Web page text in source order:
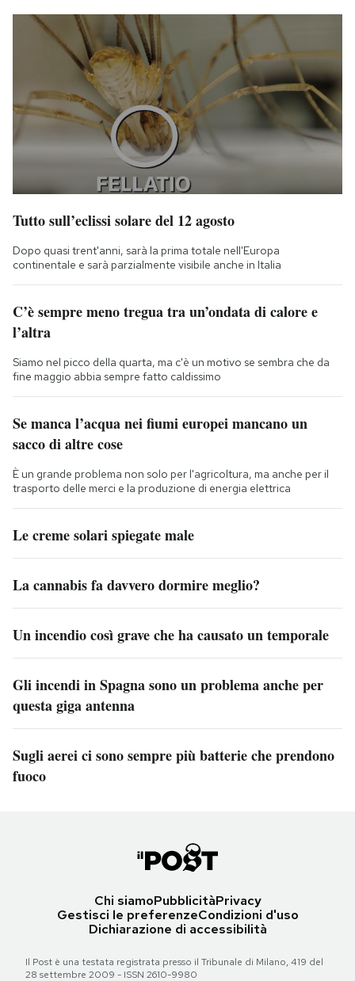
Tutto sull’eclissi solare del 12 agosto
Dopo quasi trent'anni, sarà la prima totale nell'Europa
continentale e sarà parzialmente visibile anche in Italia
C’è sempre meno tregua tra un’ondata di calore e
l’altra
Siamo nel picco della quarta, ma c'è un motivo se sembra che da
fine maggio abbia sempre fatto caldissimo
Se manca l’acqua nei fiumi europei mancano un
sacco di altre cose
È un grande problema non solo per l'agricoltura, ma anche per il
trasporto delle merci e la produzione di energia elettrica
Le creme solari spiegate male
La cannabis fa davvero dormire meglio?
Un incendio così grave che ha causato un temporale
Gli incendi in Spagna sono un problema anche per
questa giga antenna
Sugli aerei ci sono sempre più batterie che prendono
fuoco
Chi siamoPubblicitàPrivacy
Gestisci le preferenzeCondizioni d'uso
Dichiarazione di accessibilità
Il Post è una testata registrata presso il Tribunale di Milano, 419 del
28 settembre 2009 - ISSN 2610-9980